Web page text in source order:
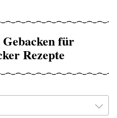
für
Rezepte